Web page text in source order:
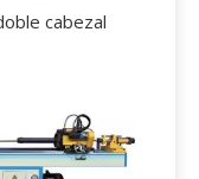
cabezal